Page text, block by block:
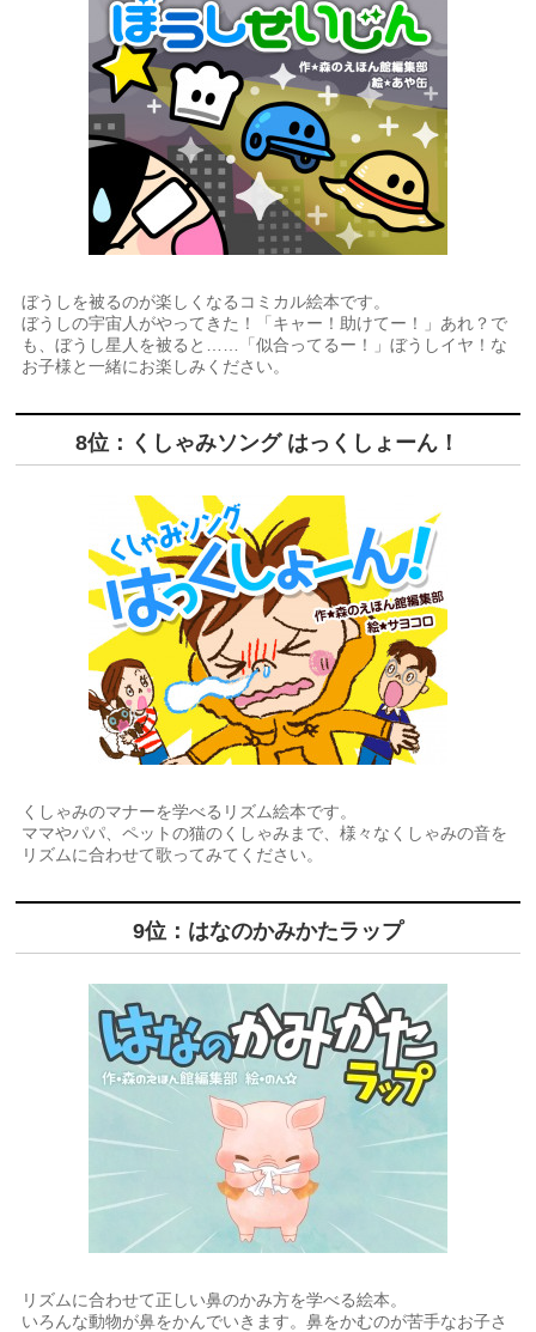
ぼうしを被るのが楽しくなるコミカル絵本です。
ぼうしの宇宙人がやってきた！「キャー！助けてー！」あれ？で
も、ぼうし星人を被ると……「似合ってるー！」ぼうしイヤ！な
お子様と一緒にお楽しみください。
8位：くしゃみソング はっくしょーん！
くしゃみのマナーを学べるリズム絵本です。
ママやパパ、ペットの猫のくしゃみまで、様々なくしゃみの音を
リズムに合わせて歌ってみてください。
9位：はなのかみかたラップ
リズムに合わせて正しい鼻のかみ方を学べる絵本。
いろんな動物が鼻をかんでいきます。鼻をかむのが苦手なお子さ